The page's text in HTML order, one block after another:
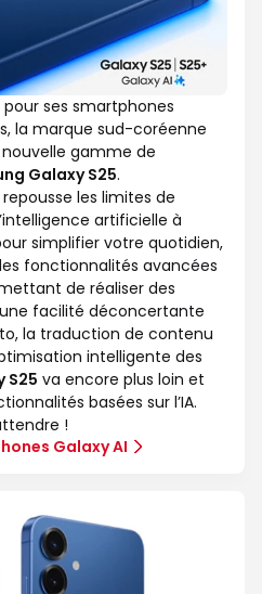
ses smartphones
la marque sud-coréenne
gamme de
Galaxy S25.
repousse les limites de
artificielle à
simplifier votre quotidien,
fonctionnalités avancées
de réaliser des
facilité déconcertante
la traduction de contenu
intelligente des
S25 va encore plus loin et
basées sur l’IA.
!
Galaxy AI